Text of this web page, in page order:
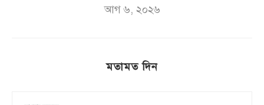
আগ ৬, ২০২৬
মতামত দিন